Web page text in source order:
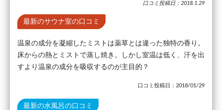
口コミ投稿日：2018.1.29
最新のサウナ室の口コミ
温泉の成分を凝縮したミストは薬草とは違った独特の香り。
床からの熱とミストで蒸し焼き。しかし室温は低く、汗を出
すより温泉の成分を吸収するのが主目的？
口コミ投稿日：2018/01/29
最新の水風呂の口コミ